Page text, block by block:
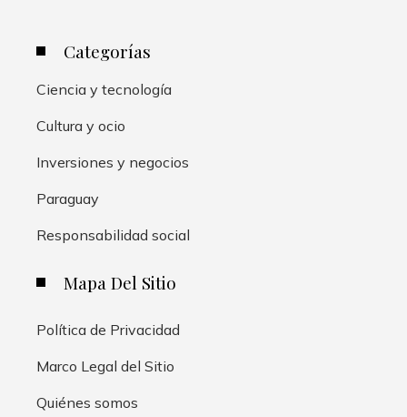
Categorías
Ciencia y tecnología
Cultura y ocio
Inversiones y negocios
Paraguay
Responsabilidad social
Mapa Del Sitio
Política de Privacidad
Marco Legal del Sitio
Quiénes somos